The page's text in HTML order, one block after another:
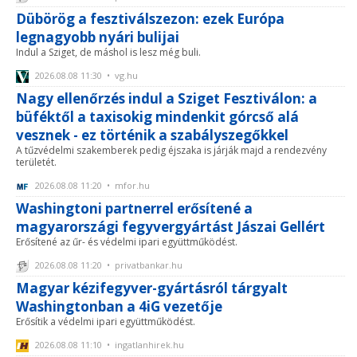
Dübörög a fesztiválszezon: ezek Európa
legnagyobb nyári bulijai
Indul a Sziget, de máshol is lesz még buli.
2026.08.08 11:30 • vg.hu
Nagy ellenőrzés indul a Sziget Fesztiválon: a
büféktől a taxisokig mindenkit górcső alá
vesznek - ez történik a szabályszegőkkel
A tűzvédelmi szakemberek pedig éjszaka is járják majd a rendezvény
területét.
2026.08.08 11:20 • mfor.hu
Washingtoni partnerrel erősítené a
magyarországi fegyvergyártást Jászai Gellért
Erősítené az űr- és védelmi ipari együttműködést.
2026.08.08 11:20 • privatbankar.hu
Magyar kézifegyver-gyártásról tárgyalt
Washingtonban a 4iG vezetője
Erősítik a védelmi ipari együttműködést.
2026.08.08 11:10 • ingatlanhirek.hu